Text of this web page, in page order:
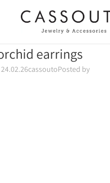
earrings
Posted by
cassouto